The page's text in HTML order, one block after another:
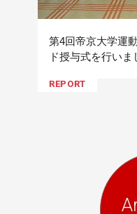
第4回帝京大学運
ド授与式を行いま
REPORT